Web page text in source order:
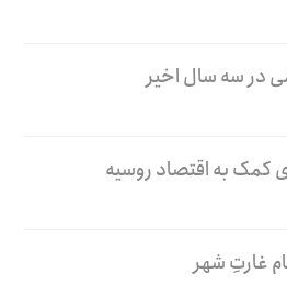
کمک به اقتصاد روسیه
غارتِ شهر